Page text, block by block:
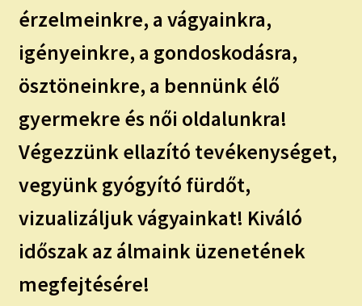
érzelmeinkre, a vágyainkra,
igényeinkre, a gondoskodásra,
ösztöneinkre, a bennünk élő
gyermekre és női oldalunkra!
Végezzünk ellazító tevékenységet,
vegyünk gyógyító fürdőt,
vizualizáljuk vágyainkat! Kiváló
időszak az álmaink üzenetének
megfejtésére!